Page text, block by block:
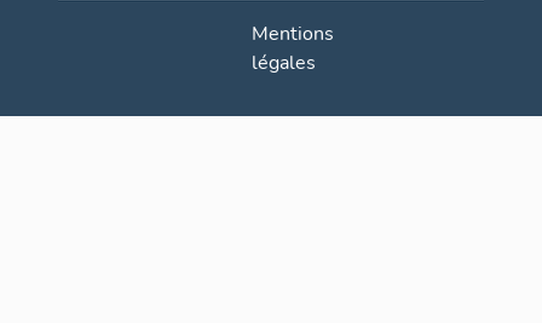
Mentions
légales